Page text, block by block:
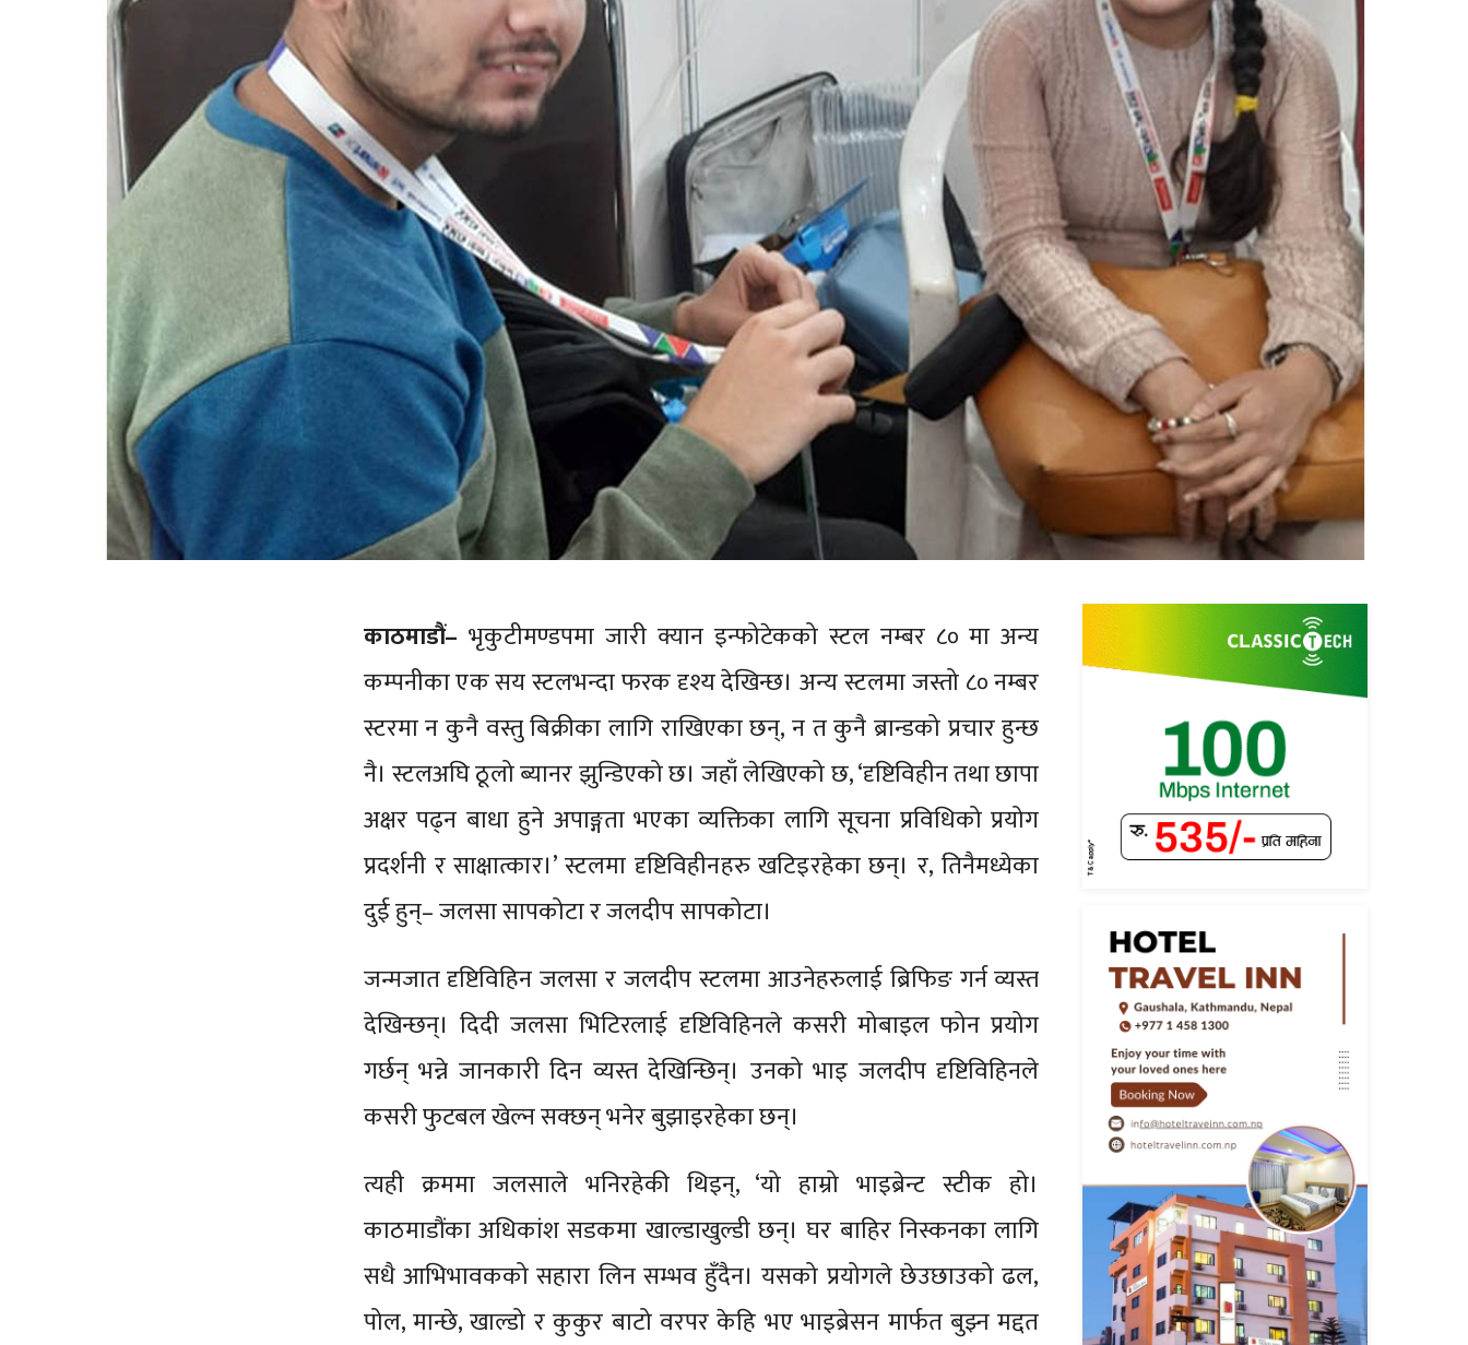
काठमाडौं– भृकुटीमण्डपमा जारी क्यान इन्फोटेकको स्टल नम्बर ८० मा अन्य
कम्पनीका एक सय स्टलभन्दा फरक दृश्य देखिन्छ। अन्य स्टलमा जस्तो ८० नम्बर
स्टरमा न कुनै वस्तु बिक्रीका लागि राखिएका छन्, न त कुनै ब्रान्डको प्रचार हुन्छ
नै। स्टलअघि ठूलो ब्यानर झुन्डिएको छ। जहाँ लेखिएको छ, ‘दृष्टिविहीन तथा छापा
अक्षर पढ्न बाधा हुने अपाङ्गता भएका व्यक्तिका लागि सूचना प्रविधिको प्रयोग
प्रदर्शनी र साक्षात्कार।’ स्टलमा दृष्टिविहीनहरु खटिइरहेका छन्। र, तिनैमध्येका
दुई हुन्– जलसा सापकोटा र जलदीप सापकोटा।
जन्मजात दृष्टिविहिन जलसा र जलदीप स्टलमा आउनेहरुलाई ब्रिफिङ गर्न व्यस्त
देखिन्छन्। दिदी जलसा भिटिरलाई दृष्टिविहिनले कसरी मोबाइल फोन प्रयोग
गर्छन् भन्ने जानकारी दिन व्यस्त देखिन्छिन्। उनको भाइ जलदीप दृष्टिविहिनले
कसरी फुटबल खेल्न सक्छन् भनेर बुझाइरहेका छन्।
त्यही क्रममा जलसाले भनिरहेकी थिइन्, ‘यो हाम्रो भाइब्रेन्ट स्टीक हो।
काठमाडौंका अधिकांश सडकमा खाल्डाखुल्डी छन्। घर बाहिर निस्कनका लागि
सधै आभिभावकको सहारा लिन सम्भव हुँदैन। यसको प्रयोगले छेउछाउको ढल,
पोल, मान्छे, खाल्डो र कुकुर बाटो वरपर केहि भए भाइब्रेसन मार्फत बुझ्न मद्दत